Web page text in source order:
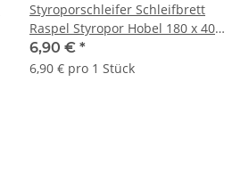
Styroporschleifer Schleifbrett
Raspel Styropor Hobel 180 x 400
mm
6,90 € *
6,90 € pro 1 Stück